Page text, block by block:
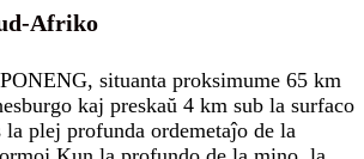
Afriko
situanta proksimume 65 km
kaj preskaŭ 4 km sub la surfaco
la plej profunda ordemetaĵo de la